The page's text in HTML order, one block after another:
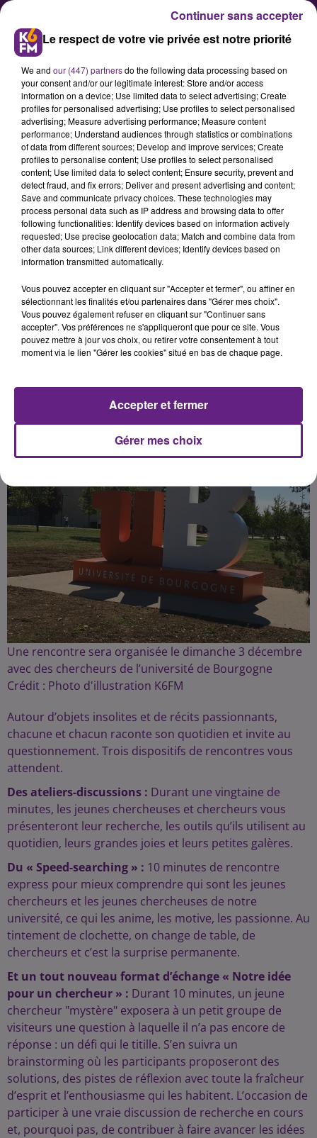
Venez échanger avec des
chercheurs de l’université de
Bourgogne
Une rencontre ouverte à tous sera
organisée le dimanche 3 décembre
au centre des sciences du goût et
douzaine de chercheuses et de
chercheurs de l’université de
Bourgogne.
Une rencontre sera organisée le dimanche 3 décembre
avec des chercheurs de l’université de Bourgogne
Crédit : Photo d'illustration K6FM
Autour d’objets insolites et de récits passionnants,
chacune et chacun raconte son quotidien et invite au
questionnement. Trois dispositifs de rencontres vous
attendent.
Des ateliers-discussions : Durant une vingtaine de
minutes, les jeunes chercheuses et chercheurs vous
présenteront leur recherche, les outils qu’ils utilisent au
quotidien, leurs grandes joies et leurs petites galères.
Du « Speed-searching » : 10 minutes de rencontre
express pour mieux comprendre qui sont les jeunes
chercheurs et les jeunes chercheuses de notre
université, ce qui les anime, les motive, les passionne. Au
tintement de clochette, on change de table, de
chercheurs et c’est la surprise permanente.
Et un tout nouveau format d’échange « Notre idée
pour un chercheur » : Durant 10 minutes, un jeune
chercheur "mystère" exposera à un petit groupe de
visiteurs une question à laquelle il n’a pas encore de
réponse : un défi qui le titille. S’en suivra un
brainstorming où les participants proposeront des
solutions, des pistes de réflexion avec toute la fraîcheur
d’esprit et l’enthousiasme qui les habitent. L’occasion de
participer à une vraie discussion de recherche en cours
et, pourquoi pas, de contribuer à faire avancer les idées
Le respect de votre vie privée est notre priorité
We and our (447) partnersdo the following data processing based on
your consent and/or our legitimate interest: Store and/or access
information on a device; Use limited data to select advertising; Create
profiles for personalised advertising; Use profiles to select personalised
advertising; Measure advertising performance; Measure content
performance; Understand audiences through statistics or combinations
of data from different sources; Develop and improve services; Create
profiles to personalise content; Use profiles to select personalised
content; Use limited data to select content; Ensure security, prevent and
detect fraud, and fix errors; Deliver and present advertising and content;
Save and communicate privacy choices. These technologies may
process personal data such as IP address and browsing data to offer
following functionalities: Identify devices based on information actively
requested; Use precise geolocation data; Match and combine data from
other data sources; Link different devices; Identify devices based on
information transmitted automatically.
Vous pouvez accepter en cliquant sur "Accepter et fermer", ou affiner en
sélectionnant les finalités et/ou partenaires dans "Gérer mes choix".
Vous pouvez également refuser en cliquant sur "Continuer sans
accepter". Vos préférences ne s'appliqueront que pour ce site. Vous
pouvez mettre à jour vos choix, ou retirer votre consentement à tout
moment via le lien "Gérer les cookies" situé en bas de chaque page.
Gérer mes choix
Accepter et fermer
Continuer sans accepter